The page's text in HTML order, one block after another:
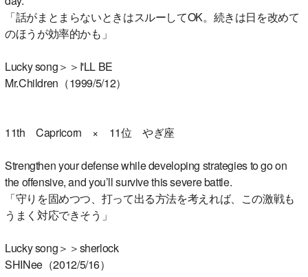
「話がまとまらないときはスルーしてOK。続きは日を改めて
のほうが効率的かも」
Lucky song＞＞I'LL BE
Mr.Children（1999/5/12）
11th Capricorn × 11位 やぎ座
Strengthen your defense while developing strategies to go on
the offensive, and you’ll survive this severe battle.
「守りを固めつつ、打って出る方法を考えれば、この激戦も
うまく対応できそう」
Lucky song＞＞sherlock
SHINee（2012/5/16）